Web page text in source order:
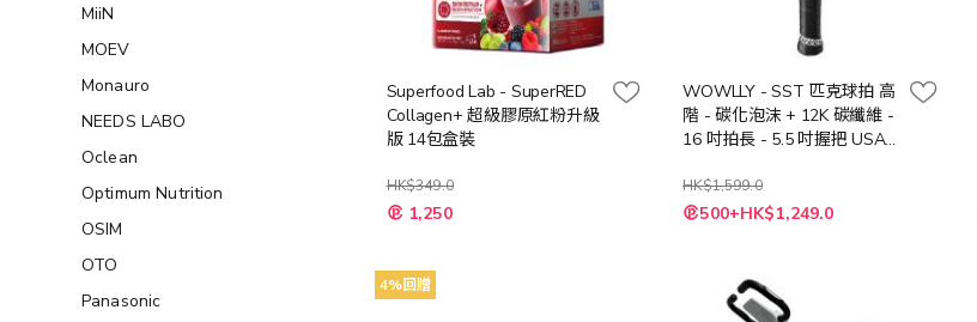
Superfood Lab - SuperRED
Collagen+ 超級膠原紅粉升級
版 14包盒裝
HK$349.0
特
殊 1,250
WOWLLY - SST 匹克球拍 高
階 - 碳化泡沫 + 12K 碳纖維 -
16 吋拍長 - 5.5 吋握把 USA
HK$1,599.0
特
殊 500+HK$1,249.0
4%回贈
MiiN
MOEV
Monauro
NEEDS LABO
Oclean
Optimum Nutrition
OSIM
OTO
Panasonic